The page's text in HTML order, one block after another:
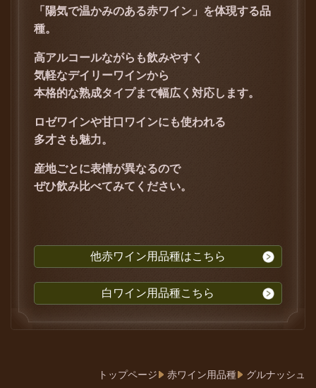
「陽気で温かみのある赤ワイン」を体現する品
種。
高アルコールながらも飲みやすく
気軽なデイリーワインから
本格的な熟成タイプまで幅広く対応します。
ロゼワインや甘口ワインにも使われる
多才さも魅力。
産地ごとに表情が異なるので
ぜひ飲み比べてみてください。
他赤ワイン用品種はこちら
白ワイン用品種こちら
トップページ 赤ワイン用品種 グルナッシュ